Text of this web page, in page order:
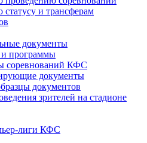
статусу и трансферам
документы
и программы
соревнований КФС
документы
документов
зрителей на стадионе
лиги КФС